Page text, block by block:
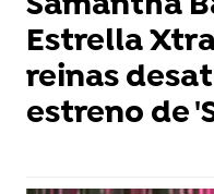
Estrella
reinas
estreno de